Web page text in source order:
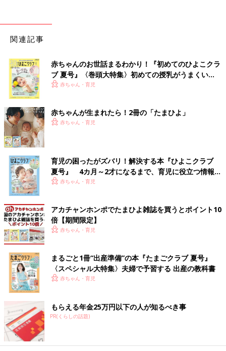
関連記事
赤ちゃんのお世話まるわかり！『初めてのひよこクラ
ブ 夏号』〈巻頭大特集〉初めての授乳がうまくい
く！ おっぱい・ミルクの基本と夏のトラブル 解決テ
赤ちゃん・育児
赤ちゃんが生まれたら！2冊の「たまひよ」
赤ちゃん・育児
育児の困ったがズバリ！解決する本『ひよこクラブ
夏号』 4カ月～2才になるまで、育児に役立つ情報が
いっぱい！
赤ちゃん・育児
アカチャンホンポでたまひよ雑誌を買うとポイント10
倍【期間限定】
赤ちゃん・育児
まるごと1冊“出産準備”の本『たまごクラブ 夏号』
〈スペシャル大特集〉夫婦で予習する 出産の教科書
赤ちゃん・育児
もらえる年金25万円以下の人が知るべき事
PR(くらしの話題)